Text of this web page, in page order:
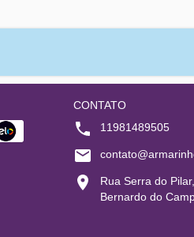
CONTATO
11981489505
Rua Serra do
Bernardo do